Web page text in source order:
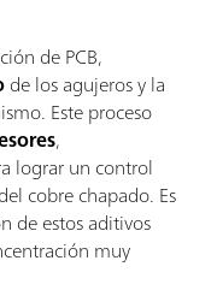
de PCB,
de los agujeros y la
Este proceso
,
lograr un control
cobre chapado. Es
de estos aditivos
muy